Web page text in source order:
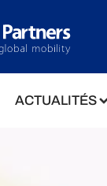
ACTUALITÉS